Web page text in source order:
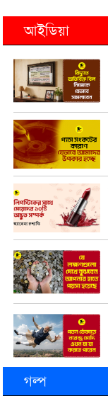
আইডিয়া
গল্প